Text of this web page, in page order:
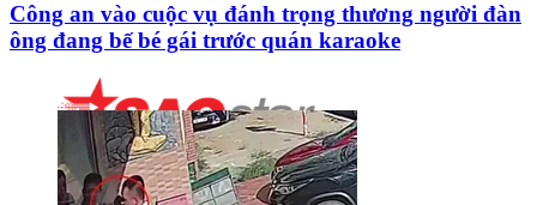
Công an vào cuộc vụ đánh trọng thương người đàn
ông đang bế bé gái trước quán karaoke